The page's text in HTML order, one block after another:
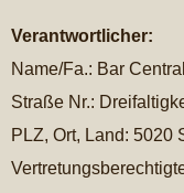
Verantwortlicher:
Name/Fa.: Bar
Straße Nr.:
PLZ, Ort, Land: 5020